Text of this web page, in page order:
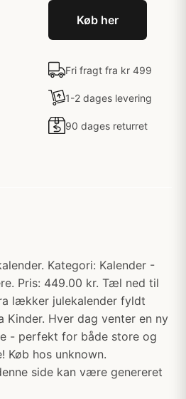
Køb her
Fri fragt fra kr 499
1-2 dages levering
90 dages returret
Kategori: Kalender -
Pris: 449.00 kr. Tæl ned til
lækker julekalender fyldt
Kinder. Hver dag venter en ny
- perfekt for både store og
Køb hos unknown.
side kan være genereret